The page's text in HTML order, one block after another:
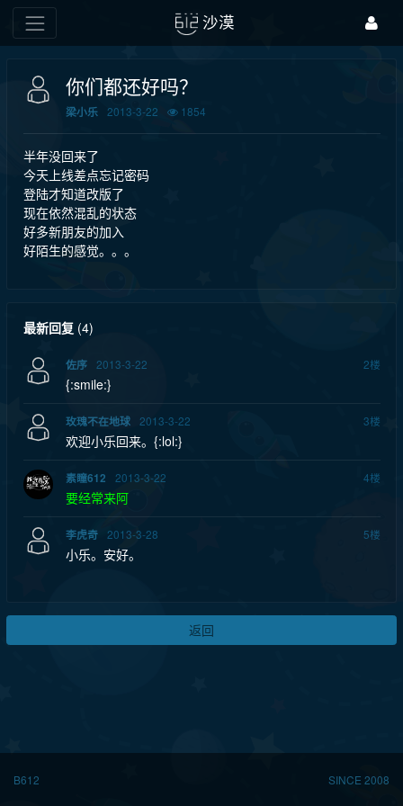
沙漠
你们都还好吗？
梁小乐 2013-3-22 1854
半年没回来了
今天上线差点忘记密码
登陆才知道改版了
现在依然混乱的状态
好多新朋友的加入
好陌生的感觉。。。
最新回复(4)
佐序 2013-3-22 2楼
{:smile:}
玫瑰不在地球 2013-3-22 3楼
欢迎小乐回来。{:lol:}
素瞳612 2013-3-22 4楼
要经常来阿
李虎奇 2013-3-28 5楼
小乐。安好。
返回
B612 SINCE 2008